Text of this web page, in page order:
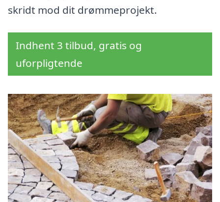
skridt mod dit drømmeprojekt.
Indhent 3 tilbud, gratis og
uforpligtende